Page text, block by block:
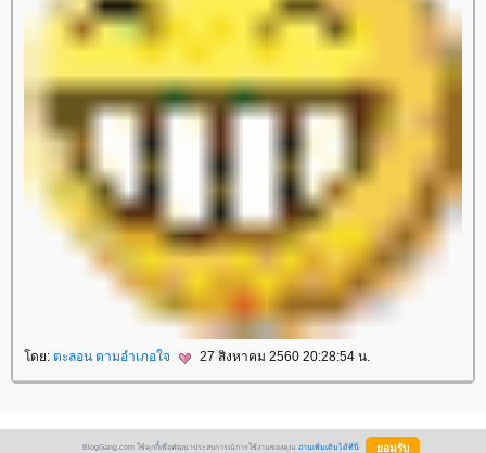
ดย: ตะลอน ตามอำเภอใจ 27 สิงหาคม 2560 20:28:54 น.
BlogGang.com ใช้คุกกี้เพื่อพัฒนาประสบการณ์การใช้งานของคุณ อ่านเพิ่มเติมได้ที่นี่